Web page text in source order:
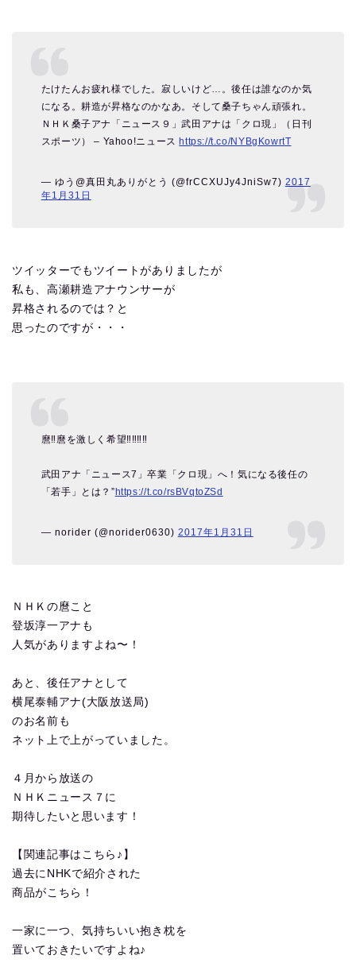
たけたんお疲れ様でした。寂しいけど…。後任は誰なのか気
になる。耕造が昇格なのかなあ。そして桑子ちゃん頑張れ。
ＮＨＫ桑子アナ「ニュース９」武田アナは「クロ現」（日刊
スポーツ） – Yahoo!ニュース https://t.co/NYBgKowrtT
— ゆう@真田丸ありがとう (@frCCXUJy4JniSw7) 2017
年1月31日
ツイッターでもツイートがありましたが
私も、高瀬耕造アナウンサーが
昇格されるのでは？と
思ったのですが・・・
麿‼︎麿を激しく希望‼︎‼︎‼︎‼︎
武田アナ「ニュース7」卒業「クロ現」へ！気になる後任の
「若手」とは？”https://t.co/rsBVqtoZSd
— norider (@norider0630) 2017年1月31日
ＮＨＫの麿こと
登坂淳一アナも
人気がありますよね〜！
あと、後任アナとして
横尾泰輔アナ(大阪放送局)
のお名前も
ネット上で上がっていました。
４月から放送の
ＮＨＫニュース７に
期待したいと思います！
【関連記事はこちら♪】
過去にNHKで紹介された
商品がこちら！
一家に一つ、気持ちいい抱き枕を
置いておきたいですよね♪